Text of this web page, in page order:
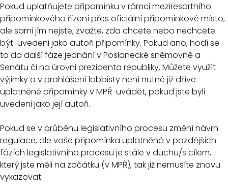
Pokud uplatňujete připomínku v rámci meziresortního
připomínkového řízení přes oficiální připomínkové místo,
ale sami jím nejste, zvažte, zda chcete nebo nechcete
být uvedeni jako autoři připomínky. Pokud ano, hodí se
to do další fáze jednání v Poslanecké sněmovně a
Senátu či na úrovni prezidenta republiky. Můžete využít
výjimky a v prohlášení lobbisty není nutné již dříve
uplatněné připomínky v MPŘ uvádět, pokud jste byli
uvedeni jako její autoři.
Pokud se v průběhu legislativního procesu změní návrh
regulace, ale vaše připomínka uplatněná v pozdějších
fázích legislativního procesu je stále v duchu/s cílem,
který jste měli na začátku (v MPŘ), tak již nemusíte znovu
vykazovat.